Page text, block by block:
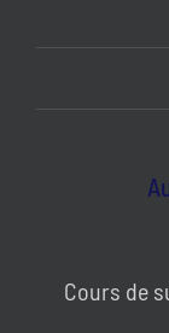
Cours de